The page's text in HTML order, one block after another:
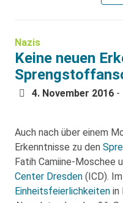
Nazis
Keine neuen
4. November 2016 -
Auch nach über einem
Erkenntnisse zu den
Fatih Camiine-Moschee
Center Dresden (ICD).
Einheitsfeierlichkeiten in